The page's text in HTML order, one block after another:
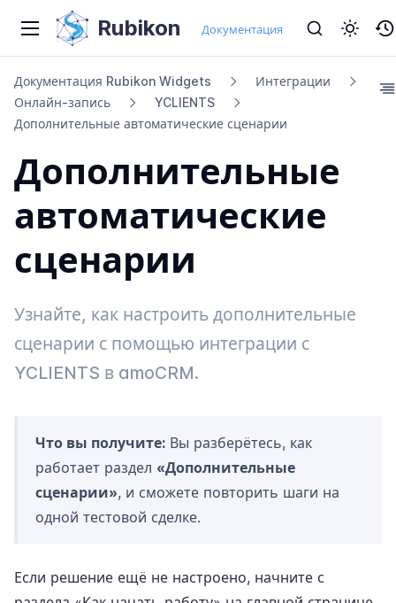
Rubikon Документация
Документация Rubikon Widgets
Интеграции
Онлайн-​запись
YCLIENTS
Дополнительные автоматические сценарии
Дополнительные
автоматические
сценарии
Узнайте, как настроить дополнительные
сценарии с помощью интеграции с
YCLIENTS в amoCRM.
Что вы получите: Вы разберётесь, как
работает раздел «Дополнительные
сценарии», и сможете повторить шаги на
одной тестовой сделке.
Если решение ещё не настроено, начните с